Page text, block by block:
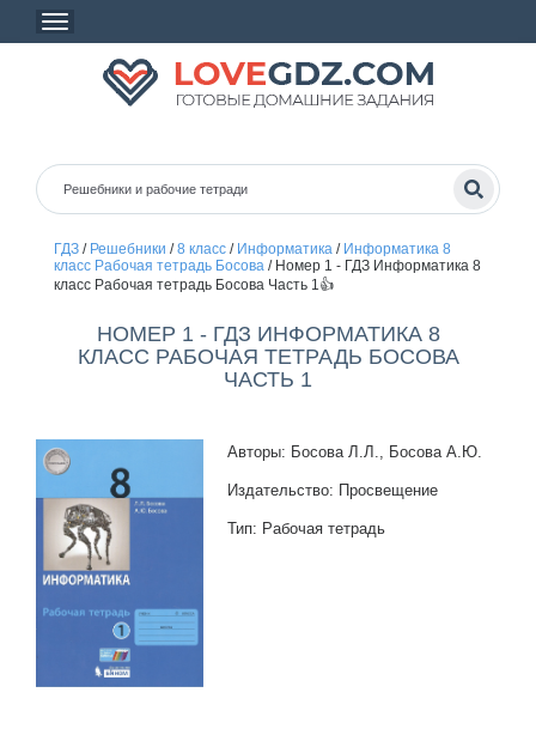
ГДЗ/ Решебники /8 класс/ Информатика/ Информатика 8
класс Рабочая тетрадь Босова/ Номер 1 - ГДЗ Информатика 8
класс Рабочая тетрадь Босова Часть 1👍
НОМЕР 1 - ГДЗ ИНФОРМАТИКА 8
КЛАСС РАБОЧАЯ ТЕТРАДЬ БОСОВА
ЧАСТЬ 1
Авторы: Босова Л.Л., Босова А.Ю.
Издательство: Просвещение
Тип: Рабочая тетрадь